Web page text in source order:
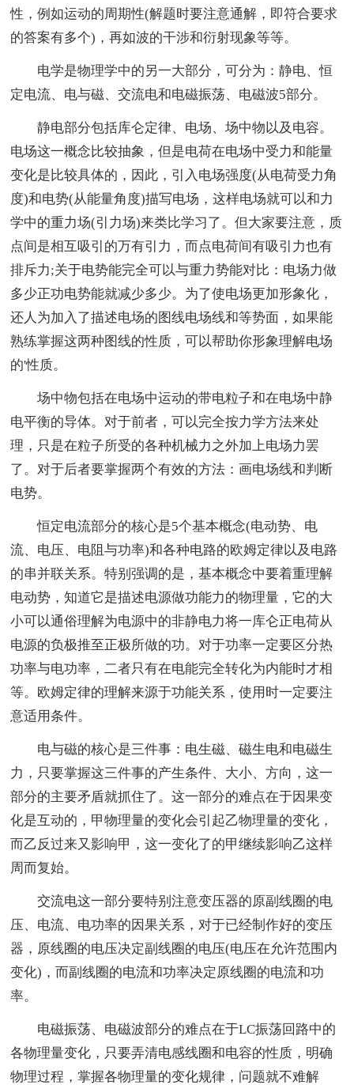
性，例如运动的周期性(解题时要注意通解，即符合要求
的答案有多个)，再如波的干涉和衍射现象等等。
电学是物理学中的另一大部分，可分为：静电、恒
定电流、电与磁、交流电和电磁振荡、电磁波5部分。
静电部分包括库仑定律、电场、场中物以及电容。
电场这一概念比较抽象，但是电荷在电场中受力和能量
变化是比较具体的，因此，引入电场强度(从电荷受力角
度)和电势(从能量角度)描写电场，这样电场就可以和力
学中的重力场(引力场)来类比学习了。但大家要注意，质
点间是相互吸引的万有引力，而点电荷间有吸引力也有
排斥力;关于电势能完全可以与重力势能对比：电场力做
多少正功电势能就减少多少。为了使电场更加形象化，
还人为加入了描述电场的图线电场线和等势面，如果能
熟练掌握这两种图线的性质，可以帮助你形象理解电场
的'性质。
场中物包括在电场中运动的带电粒子和在电场中静
电平衡的导体。对于前者，可以完全按力学方法来处
理，只是在粒子所受的各种机械力之外加上电场力罢
了。对于后者要掌握两个有效的方法：画电场线和判断
电势。
恒定电流部分的核心是5个基本概念(电动势、电
流、电压、电阻与功率)和各种电路的欧姆定律以及电路
的串并联关系。特别强调的是，基本概念中要着重理解
电动势，知道它是描述电源做功能力的物理量，它的大
小可以通俗理解为电源中的非静电力将一库仑正电荷从
电源的负极推至正极所做的功。对于功率一定要区分热
功率与电功率，二者只有在电能完全转化为内能时才相
等。欧姆定律的理解来源于功能关系，使用时一定要注
意适用条件。
电与磁的核心是三件事：电生磁、磁生电和电磁生
力，只要掌握这三件事的产生条件、大小、方向，这一
部分的主要矛盾就抓住了。这一部分的难点在于因果变
化是互动的，甲物理量的变化会引起乙物理量的变化，
而乙反过来又影响甲，这一变化了的甲继续影响乙这样
周而复始。
交流电这一部分要特别注意变压器的原副线圈的电
压、电流、电功率的因果关系，对于已经制作好的变压
器，原线圈的电压决定副线圈的电压(电压在允许范围内
变化)，而副线圈的电流和功率决定原线圈的电流和功
率。
电磁振荡、电磁波部分的难点在于LC振荡回路中的
各物理量变化，只要弄清电感线圈和电容的性质，明确
物理过程，掌握各物理量的变化规律，问题就不难解